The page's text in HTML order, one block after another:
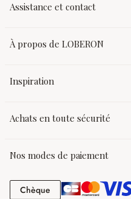
Assistance et contact
À propos de LOBERON
Inspiration
Achats en toute sécurité
Nos modes de paiement
Chèque Chèque